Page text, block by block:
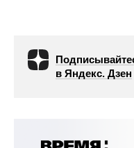
в Яндекс. Дзен